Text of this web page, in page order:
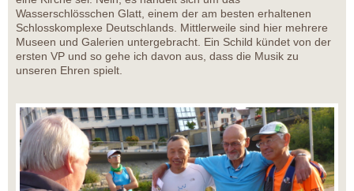
Wasserschlösschen Glatt, einem der am besten erhaltenen
Schlosskomplexe Deutschlands. Mittlerweile sind hier mehrere
Museen und Galerien untergebracht. Ein Schild kündet von der
ersten VP und so gehe ich davon aus, dass die Musik zu
unseren Ehren spielt.